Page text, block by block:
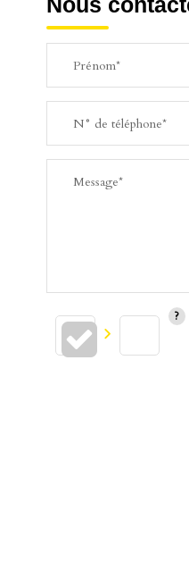
Prénom*
N° de téléphone*
Message*